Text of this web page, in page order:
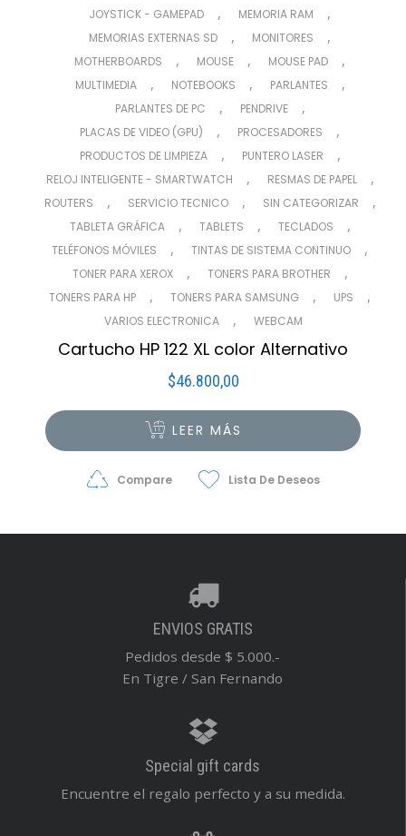
JOYSTICK - GAMEPAD , MEMORIA RAM ,
MEMORIAS EXTERNAS SD , MONITORES ,
MOTHERBOARDS , MOUSE , MOUSE PAD ,
MULTIMEDIA , NOTEBOOKS , PARLANTES ,
PARLANTES DE PC , PENDRIVE ,
PLACAS DE VIDEO (GPU) , PROCESADORES ,
PRODUCTOS DE LIMPIEZA , PUNTERO LASER ,
RELOJ INTELIGENTE - SMARTWATCH , RESMAS DE PAPEL ,
ROUTERS , SERVICIO TECNICO , SIN CATEGORIZAR ,
TABLETA GRÁFICA , TABLETS , TECLADOS ,
TELÉFONOS MÓVILES , TINTAS DE SISTEMA CONTINUO ,
TONER PARA XEROX , TONERS PARA BROTHER ,
TONERS PARA HP , TONERS PARA SAMSUNG , UPS ,
VARIOS ELECTRONICA , WEBCAM
Cartucho HP 122 XL color Alternativo
$46.800,00
LEER MÁS
Compare Lista De Deseos
ENVIOS GRATIS
Pedidos desde $ 5.000.-
En Tigre / San Fernando
Special gift cards
Encuentre el regalo perfecto y a su medida.